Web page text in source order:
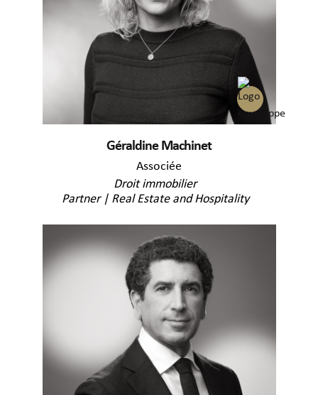
Géraldine Machinet
Associée
Droit immobilier
Partner | Real Estate and Hospitality